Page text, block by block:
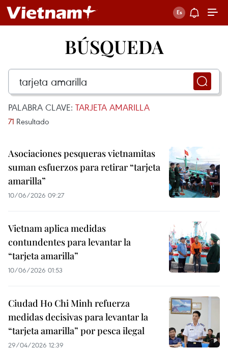
BÚSQUEDA
PALABRA CLAVE: TARJETA AMARILLA
71 Resultado
Asociaciones pesqueras vietnamitas
suman esfuerzos para retirar “tarjeta
amarilla”
10/06/2026 09:27
Vietnam aplica medidas
contundentes para levantar la
“tarjeta amarilla”
10/06/2026 01:53
Ciudad Ho Chi Minh refuerza
medidas decisivas para levantar la
“tarjeta amarilla” por pesca ilegal
29/04/2026 12:39